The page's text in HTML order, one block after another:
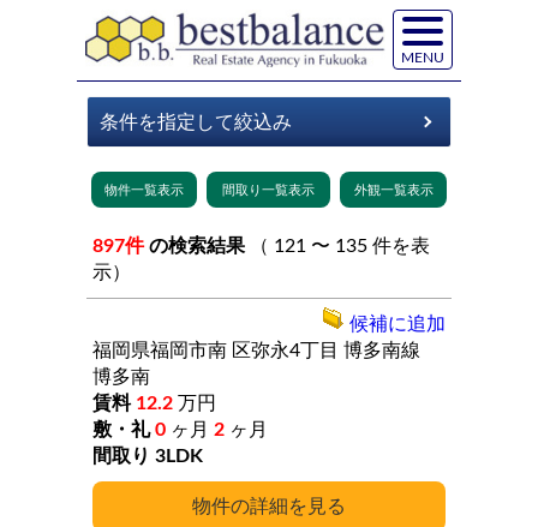
MENU
897件 の検索結果
示）
詳細
福岡県福岡市南 区弥永4丁目 博多南線
博多南
12.2 万円
0 ヶ月 2 ヶ月
3LDK
候補に追加